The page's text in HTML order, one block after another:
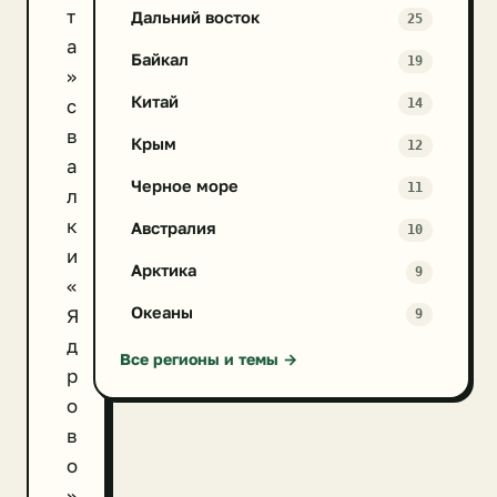
т
а
»
с
в
а
л
к
и
«
Я
д
р
о
в
о
Дальний восток 25
Байкал 19
Китай 14
Крым 12
Черное море 11
Австралия 10
Арктика 9
Океаны 9
Все регионы и темы →